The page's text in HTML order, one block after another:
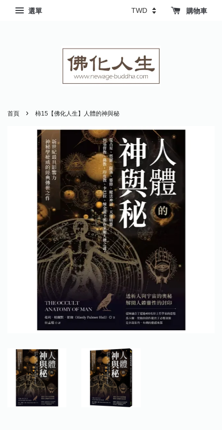
選單 購物車
首頁 › 柿15【佛化人生】人體的神與秘